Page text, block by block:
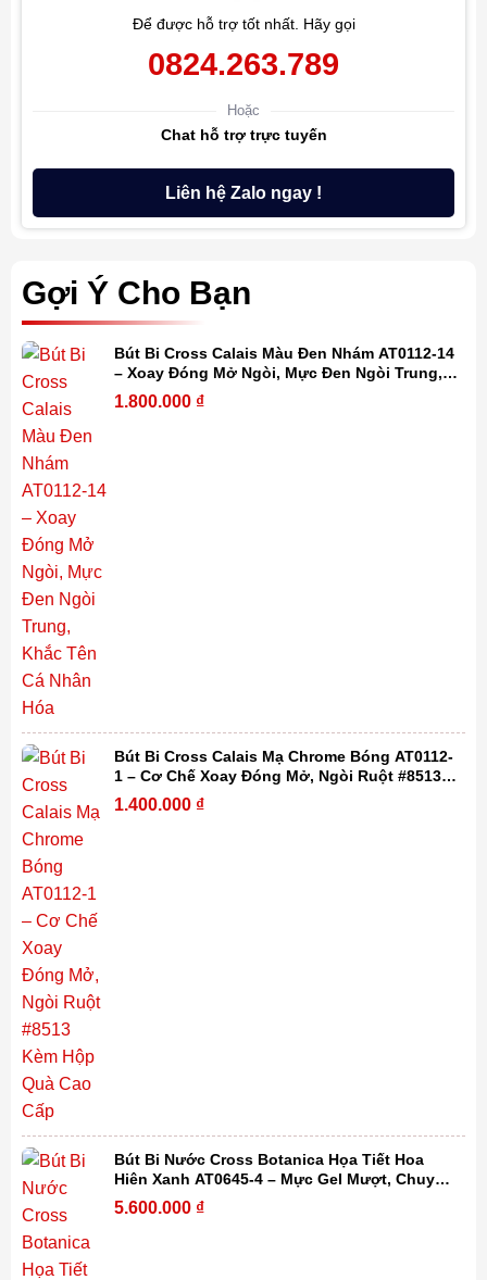
Để được hỗ trợ tốt nhất. Hãy gọi
0824.263.789
Hoặc
Chat hỗ trợ trực tuyến
Liên hệ Zalo ngay !
Gợi Ý Cho Bạn
Bút Bi Cross Calais Màu Đen Nhám AT0112-14
– Xoay Đóng Mở Ngòi, Mực Đen Ngòi Trung,
Khắc Tên Cá Nhân Hóa
1.800.000 ₫
Bút Bi Cross Calais Mạ Chrome Bóng AT0112-
1 – Cơ Chế Xoay Đóng Mở, Ngòi Ruột #8513
Kèm Hộp Quà Cao Cấp
1.400.000 ₫
Bút Bi Nước Cross Botanica Họa Tiết Hoa
Hiên Xanh AT0645-4 – Mực Gel Mượt, Chuyển
Đổi Bi Khô, Kèm Hộp Quà Cao Cấp
5.600.000 ₫